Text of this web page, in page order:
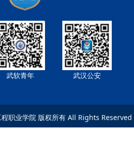
武软青年 武汉公安
职业学院 版权所有 All Rights Reserved